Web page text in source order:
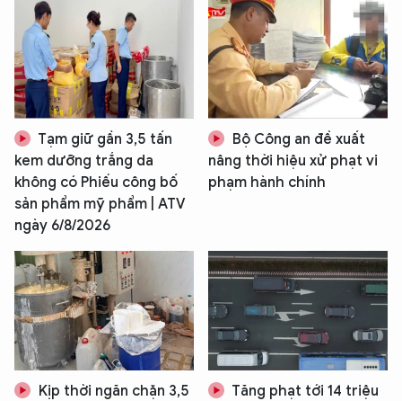
Tạm giữ gần 3,5 tấn
kem dưỡng trắng da
không có Phiếu công bố
sản phẩm mỹ phẩm | ATV
ngày 6/8/2026
Bộ Công an đề xuất
nâng thời hiệu xử phạt vi
phạm hành chính
Kịp thời ngăn chặn 3,5
Tăng phạt tới 14 triệu